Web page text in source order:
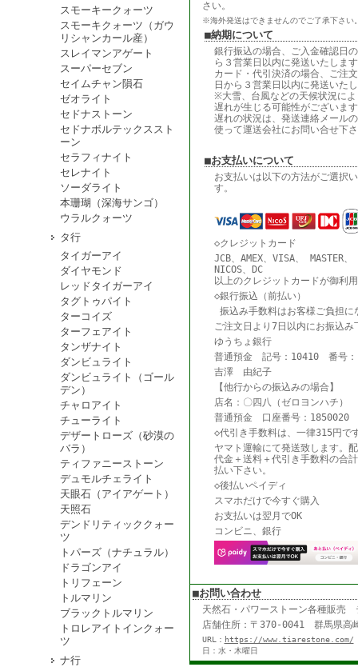
スモーキークォーツ
スモーキクォーツ（ガウ
リシャンカール産）
スレイマンアゲート
スーパーセブン
セイムチャン隕石
ゼオライト
セドナストーン
セドナボルテックススト
ーン
セラフィナイト
セレナイト
ソーダライト
本珊瑚（深海サンゴ）
ウラルクォーツ
タ行
タイガーアイ
ダイヤモンド
レッドタイガーアイ
タグトゥパイト
ターコイズ
ターフェアイト
タンザナイト
ダンビュライト
ダンビュライト（ゴール
デン）
チャロアイト
チューライト
デザートローズ（砂漠の
バラ）
ティファニーストーン
デュモルチェライト
天眼石（アイアゲート）
天照石
デンドリティッククォー
ツ
トパーズ（ナチュラル）
ドラゴンアイ
トリフェーン
トルマリン
ブラックトルマリン
トロレアイトインクォー
ツ
ナ行
さい。
※海外発送はできませんのでご了承下さい
■納期について
銀行振込の場合、ご入金確認日
ら３営業日以内に発送いたしま
カード・代引決済の場合、ご注
日から３営業日以内に発送いた
※大雪、台風などの天候状況に
遅れが生じる可能性がございま
遅れの状況は、発送連絡メール
使って運送会社にお問い合せ下
■お支払いについて
お支払いは以下の方法がご選択
す。
◇クレジットカード
JCB、AMEX、VISA、 MASTER
NICOS、DC
以上のクレジットカードが御利
◇銀行振込（前払い）
振込み手数料はお客様ご負担に
ご注文日より7日以内にお振込み
ゆうちょ銀行
普通預金 記号：10410 番号：
吉澤 由紀子
【他行からの振込みの場合】
店名：〇四八（ゼロヨンハチ）
普通預金 口座番号：1850020
◇代引き手数料は、一律315円で
ヤマト運輸にて発送致します。
代金＋送料＋代引き手数料の合
払い下さい。
◇後払いペイディ
スマホだけで今すぐ購入
お支払いは翌月でOK
コンビニ、銀行
■お問い合わせ
天然石・パワーストーン各種販
店舗住所：〒370-0041 群馬
URL： https://www.tiarestone.com/
日：水・木曜日